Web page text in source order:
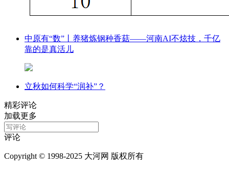
中原有“数”丨养猪炼钢种香菇——河南AI不炫技，千亿
靠的是真活儿
立秋如何科学“润补”？
精彩评论
加载更多
评论
Copyright © 1998-2025 大河网 版权所有